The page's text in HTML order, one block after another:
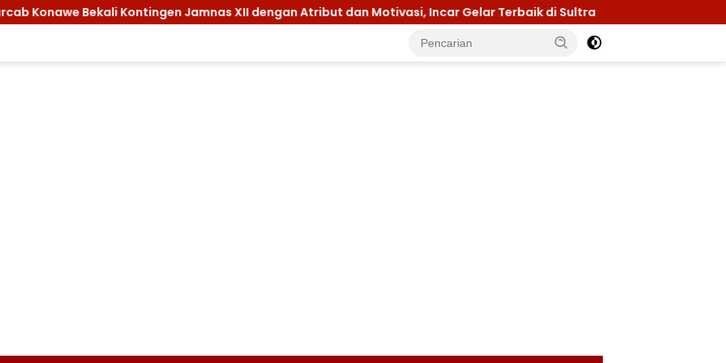
Bekali Kontingen Jamnas XII dengan Atribut dan Motivasi, Incar Gelar Terbaik di Sultra Menuju Jamnas 2026,